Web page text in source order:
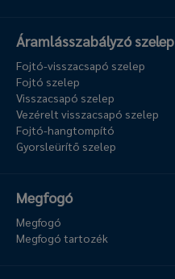
Áramlásszabályzó szelep
Fojtó-visszacsapó szelep
Fojtó szelep
Visszacsapó szelep
Vezérelt visszacsapó szelep
Fojtó-hangtompító
Gyorsleürítő szelep
Megfogó
Megfogó
Megfogó tartozék